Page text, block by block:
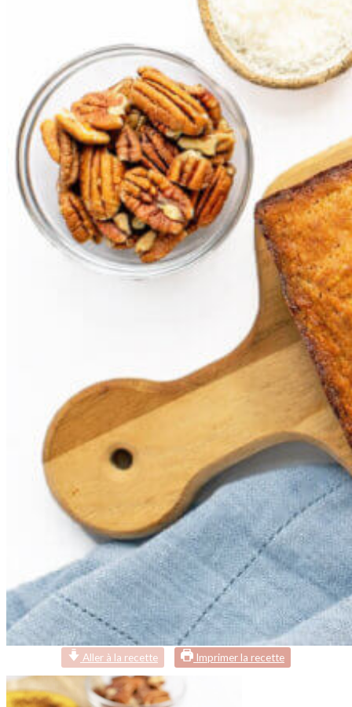
Aller à la recette Imprimer la recette